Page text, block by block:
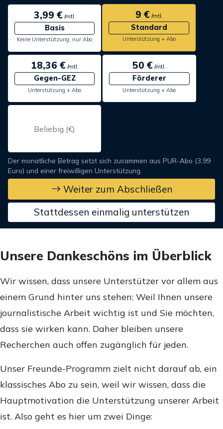
3,99 €/mtl.
Basis
Keine Unterstützung, nur Abo
9 €/mtl.
Standard
Unterstützung + Abo
18,36 €/mtl.
Gegen-GEZ
Unterstützung + Abo
50 € /mtl.
Förderer
Unterstützung + Abo
Der monatliche Betrag setzt sich zusammen aus PUR-Abo (3,99
Euro) und einer freiwilligen Unterstützung.
Weiter zum Abschließen
Stattdessen einmalig unterstützen
Unsere Dankeschöns im Überblick
Wir wissen, dass unsere Unterstützer vor allem aus
einem Grund hinter uns stehen: Weil Ihnen unsere
journalistische Arbeit wichtig ist und Sie möchten,
dass sie wirken kann. Daher bleiben unsere
Recherchen auch offen zugänglich für jeden.
Unser Freunde-Programm zielt nicht darauf ab, ein
klassisches Abo zu sein, weil wir wissen, dass die
Hauptmotivation die Unterstützung unserer Arbeit
ist. Also geht es hier um zwei Dinge: